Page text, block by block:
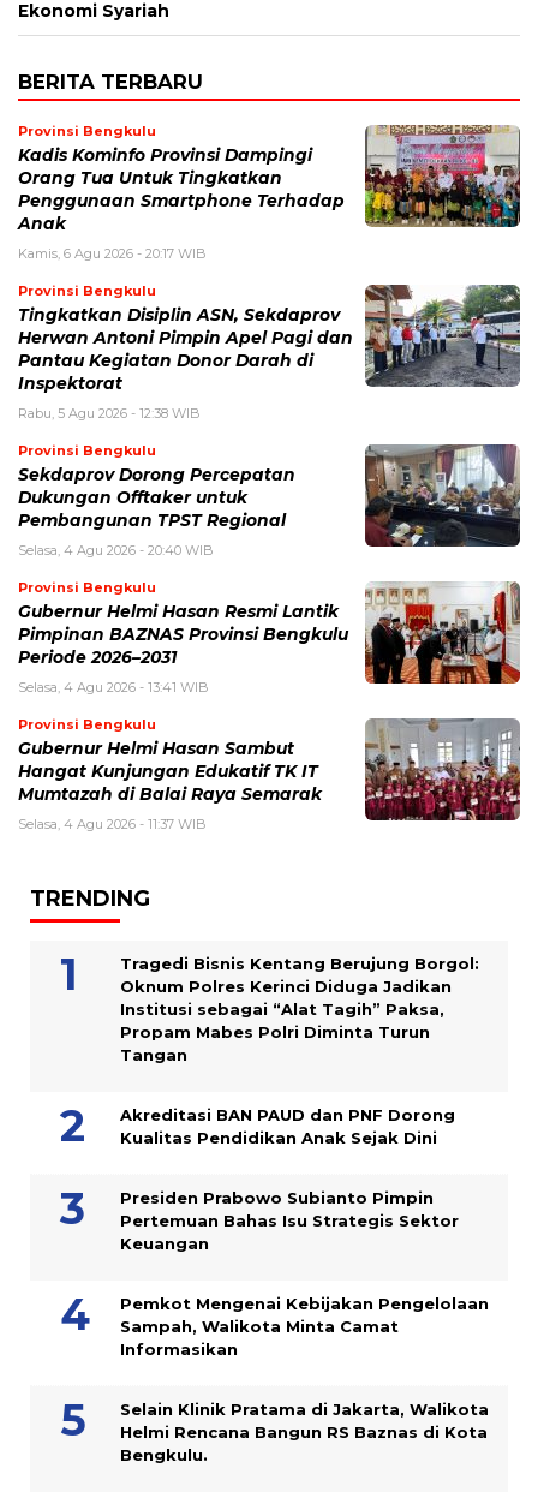
Ekonomi Syariah
BERITA TERBARU
Provinsi Bengkulu
Kadis Kominfo Provinsi Dampingi
Orang Tua Untuk Tingkatkan
Penggunaan Smartphone Terhadap
Anak
Kamis, 6 Agu 2026 - 20:17 WIB
Provinsi Bengkulu
Tingkatkan Disiplin ASN, Sekdaprov
Herwan Antoni Pimpin Apel Pagi dan
Pantau Kegiatan Donor Darah di
Inspektorat
Rabu, 5 Agu 2026 - 12:38 WIB
Provinsi Bengkulu
Sekdaprov Dorong Percepatan
Dukungan Offtaker untuk
Pembangunan TPST Regional
Selasa, 4 Agu 2026 - 20:40 WIB
Provinsi Bengkulu
Gubernur Helmi Hasan Resmi Lantik
Pimpinan BAZNAS Provinsi Bengkulu
Periode 2026–2031
Selasa, 4 Agu 2026 - 13:41 WIB
Provinsi Bengkulu
Gubernur Helmi Hasan Sambut
Hangat Kunjungan Edukatif TK IT
Mumtazah di Balai Raya Semarak
Selasa, 4 Agu 2026 - 11:37 WIB
TRENDING
Tragedi Bisnis Kentang Berujung Borgol:
Oknum Polres Kerinci Diduga Jadikan
Institusi sebagai “Alat Tagih” Paksa,
Propam Mabes Polri Diminta Turun
Tangan
Akreditasi BAN PAUD dan PNF Dorong
Kualitas Pendidikan Anak Sejak Dini
Presiden Prabowo Subianto Pimpin
Pertemuan Bahas Isu Strategis Sektor
Keuangan
Pemkot Mengenai Kebijakan Pengelolaan
Sampah, Walikota Minta Camat
Informasikan
Selain Klinik Pratama di Jakarta, Walikota
Helmi Rencana Bangun RS Baznas di Kota
Bengkulu.